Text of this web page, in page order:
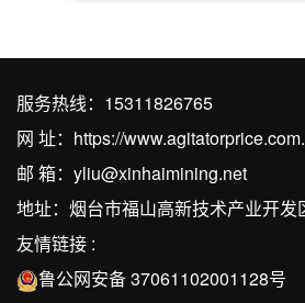
服务热线： 15311826765
网 址： https://
邮 箱： yliu@xinhaimining.net
地址：烟台市福山高新技术产业开发
友情链接 :
鲁公网安备 37061102001128号